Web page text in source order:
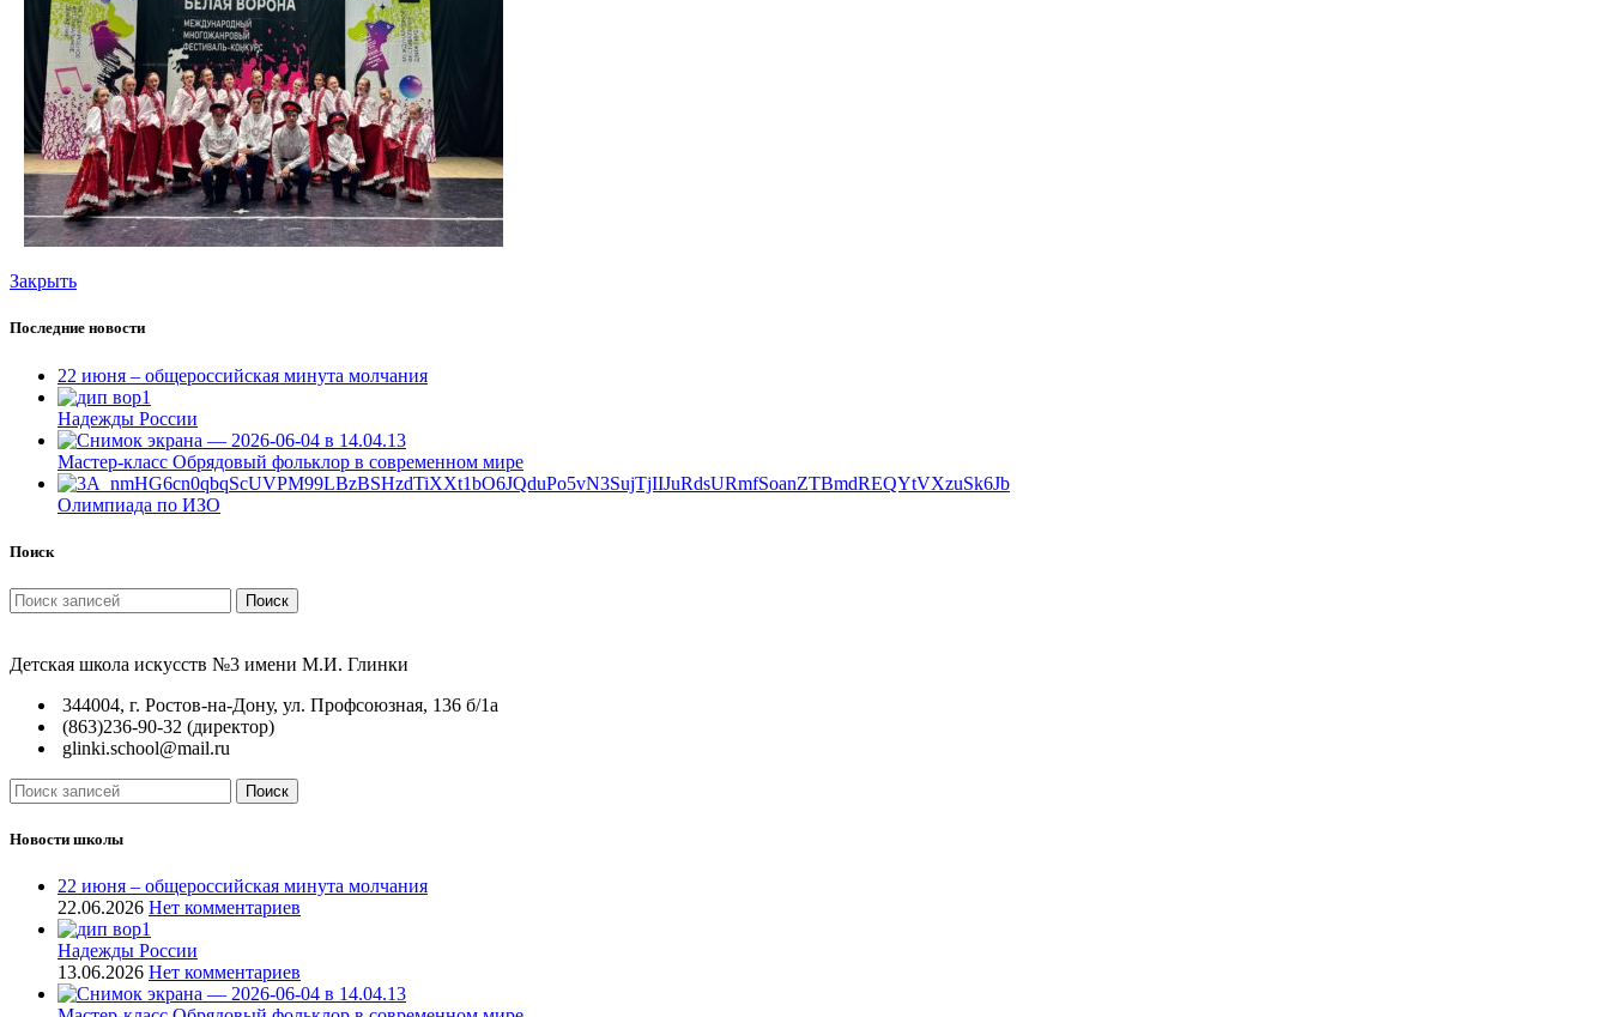
Закрыть
Последние новости
22 июня – общероссийская минута молчания
Надежды России
Мастер-класс Обрядовый фольклор в современном мире
Олимпиада по ИЗО
Поиск
Поиск
Детская школа искусств №3 имени М.И. Глинки
344004, г. Ростов-на-Дону, ул. Профсоюзная, 136 б/1а
(863)236-90-32 (директор)
glinki.school@mail.ru
Поиск
Новости школы
22 июня – общероссийская минута молчания
22.06.2026 Нет комментариев
Надежды России
13.06.2026 Нет комментариев